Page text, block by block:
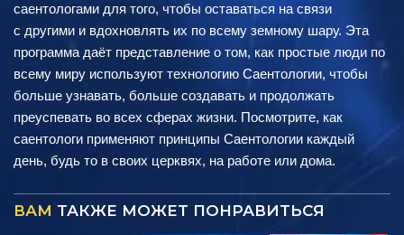
саентологами для того, чтобы оставаться на связи
с другими и вдохновлять их по всему земному шару. Эта
программа даёт представление о том, как простые люди по
всему миру используют технологию Саентологии, чтобы
больше узнавать, больше создавать и продолжать
преуспевать во всех сферах жизни. Посмотрите, как
саентологи применяют принципы Саентологии каждый
день, будь то в своих церквях, на работе или дома.
ВАМ ТАКЖЕ МОЖЕТ ПОНРАВИТЬСЯ